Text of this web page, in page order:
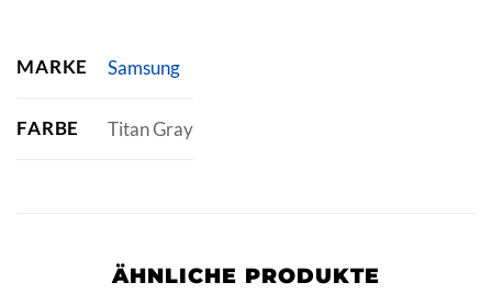
MARKE Samsung
FARBE Titan Gray
ÄHNLICHE PRODUKTE